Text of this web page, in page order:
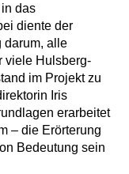
das
diente der
darum, alle
viele Hulsberg-
im Projekt zu
Iris
erarbeitet
– die Erörterung
Bedeutung sein